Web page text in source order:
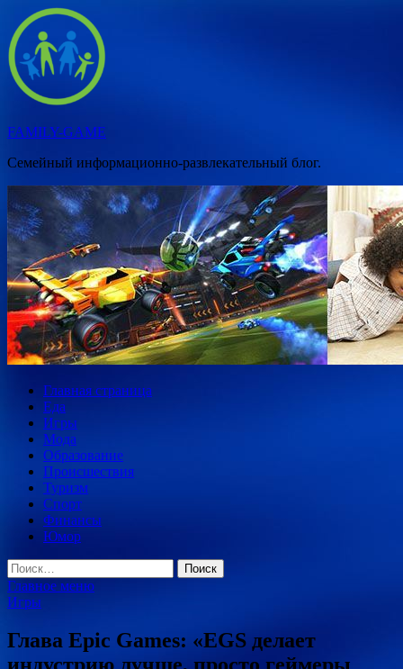
Перейти
содержимому
FAMILY-GAME
Семейный информационно-развлекательный блог.
Главная страница
Еда
Игры
Мода
Образование
Происшествия
Туризм
Спорт
Финансы
Юмор
Найти:
Главное меню
Игры
Глава Epic Games: «EGS делает